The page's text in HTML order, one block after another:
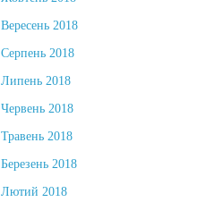
Вересень 2018
Серпень 2018
Липень 2018
Червень 2018
Травень 2018
Березень 2018
Лютий 2018